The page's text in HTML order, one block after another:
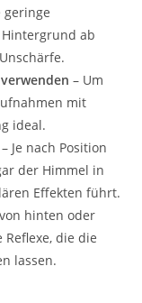
geringe
ab
– Um
mit
ideal.
– Je nach Position
der Himmel in
Effekten führt.
hinten oder
die die
lassen.